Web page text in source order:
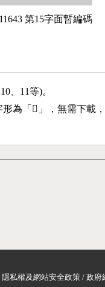
第15字面暫編碼
、11等)。
為「 𪿽 」，無需下載
隱私權及網站安全政策 /政府